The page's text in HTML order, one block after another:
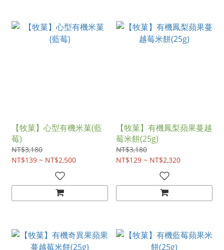
【牧菓】心型有機米菓(藍
莓)
NT$3,180
NT$139 ~ NT$2,500
【牧菓】有機鳳梨蘋果蔓越
莓米餅(25g)
NT$3,180
NT$129 ~ NT$2,320